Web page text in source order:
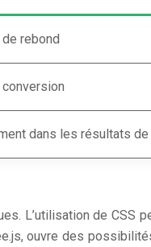
rebond
dans les résultats de
L’utilisation de CSS
ouvre des